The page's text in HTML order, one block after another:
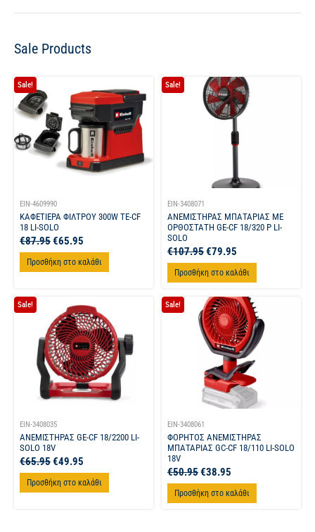
Sale Products
Sale!
EIN-4609990
ΚΑΦΕΤΙΕΡΑ ΦΙΛΤΡΟΥ 300W TE-CF
18 LI-SOLO
€87.95€65.95
Προσθήκη στο καλάθι
Sale!
EIN-3408071
ΑΝΕΜΙΣΤΗΡΑΣ ΜΠΑΤΑΡΙΑΣ ΜΕ
ΟΡΘΟΣΤΑΤΗ GE-CF 18/320 P LI-
SOLO
€107.95€79.95
Προσθήκη στο καλάθι
Sale!
EIN-3408035
ΑΝΕΜΙΣΤΗΡΑΣ GE-CF 18/2200 LI-
SOLO 18V
€65.95€49.95
Προσθήκη στο καλάθι
Sale!
EIN-3408061
ΦΟΡΗΤΟΣ ΑΝΕΜΙΣΤΗΡΑΣ
ΜΠΑΤΑΡΙΑΣ GC-CF 18/110 LI-SOLO
18V
€50.95€38.95
Προσθήκη στο καλάθι